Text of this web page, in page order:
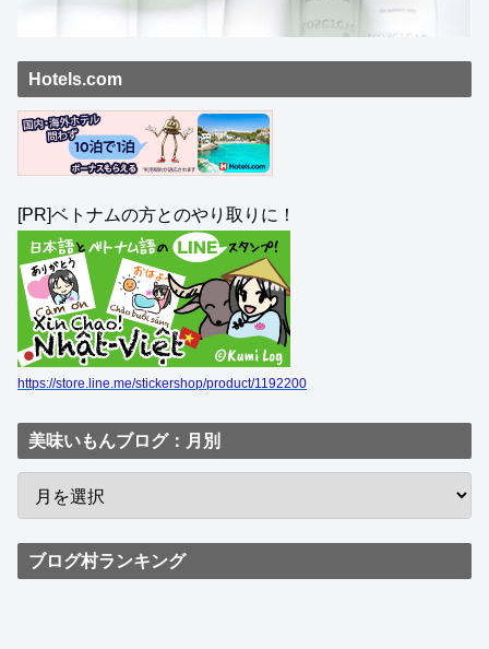
Hotels.com
[PR]ベトナムの方とのやり取りに！
https://store.line.me/stickershop/product/1192200
美味いもんブログ：月別
ブログ村ランキング